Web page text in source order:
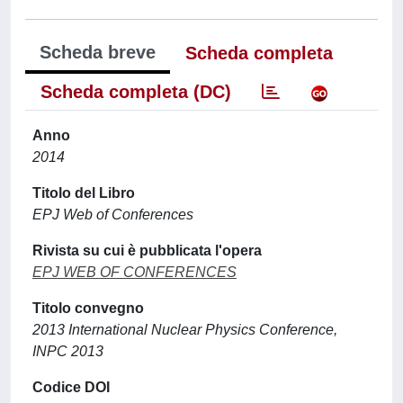
Scheda breve
Scheda completa
Scheda completa (DC)
Anno
2014
Titolo del Libro
EPJ Web of Conferences
Rivista su cui è pubblicata l'opera
EPJ WEB OF CONFERENCES
Titolo convegno
2013 International Nuclear Physics Conference,
INPC 2013
Codice DOI